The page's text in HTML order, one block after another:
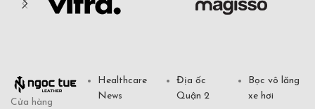
Cửa hàng
Healthcare
News
Địa ốc
Quận 2
Bọc vô lăng
xe hơi